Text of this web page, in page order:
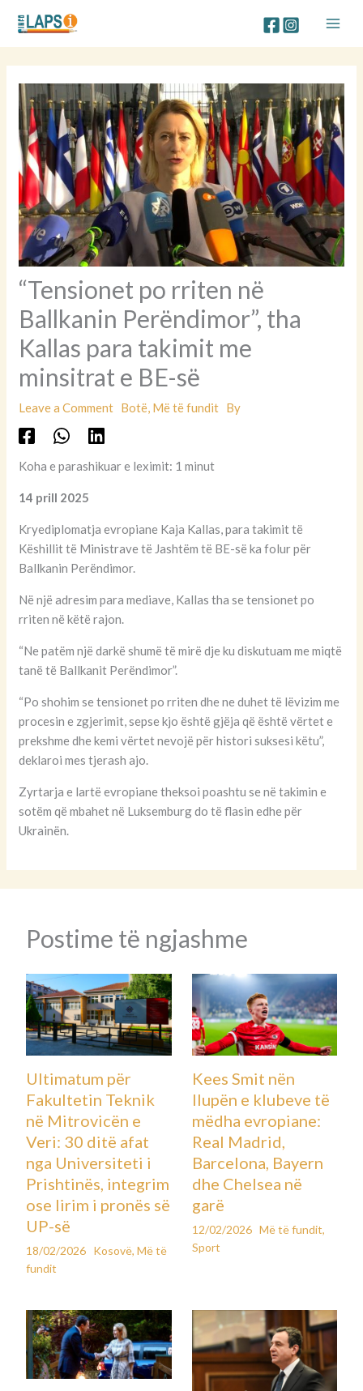
content
“Tensionet po rriten në
Ballkanin Perëndimor”, tha
Kallas para takimit me
minsitrat e BE-së
Leave a Comment Botë Më të fundit By
Koha e parashikuar e leximit: 1 minut
14 prill 2025
Kryediplomatja evropiane Kaja Kallas, para takimit të
Këshillit të Ministrave të Jashtëm të BE-së ka folur për
Ballkanin Perëndimor.
Në një adresim para mediave, Kallas tha se tensionet po
rriten në këtë rajon.
“Ne patëm një darkë shumë të mirë dje ku diskutuam me miqtë
tanë të Ballkanit Perëndimor”.
“Po shohim se tensionet po rriten dhe ne duhet të lëvizim me
procesin e zgjerimit, sepse kjo është gjëja që është vërtet e
prekshme dhe kemi vërtet nevojë për histori suksesi këtu”,
deklaroi mes tjerash ajo.
Zyrtarja e lartë evropiane theksoi poashtu se në takimin e
sotëm që mbahet në Luksemburg do të flasin edhe për
Ukrainën.
Postime të ngjashme
Ultimatum për
Fakultetin Teknik
në Mitrovicën e
Veri: 30 ditë afat
nga Universiteti i
Prishtinës, integrim
ose lirim i pronës së
UP-së
18/02/2026 Kosovë,Më të
fundit
Kees Smit nën
llupën e klubeve të
mëdha evropiane:
Real Madrid,
Barcelona, Bayern
dhe Chelsea në
garë
12/02/2026 Më të fundit,
Sport